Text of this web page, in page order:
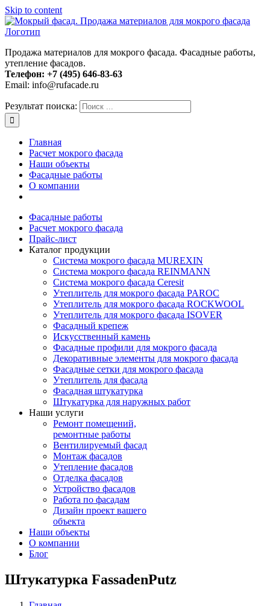
Skip to content
Продажа материалов для мокрого фасада. Фасадные работы,
утепление фасадов.
Телефон: +7 (495) 646-83-63
Email: info@rufacade.ru
Результат поиска:
Главная
Расчет мокрого фасада
Наши объекты
Фасадные работы
О компании
Фасадные работы
Расчет мокрого фасада
Прайс-лист
Каталог продукции
Система мокрого фасада MUREXIN
Система мокрого фасада REINMANN
Система мокрого фасада Ceresit
Утеплитель для мокрого фасада PAROC
Утеплитель для мокрого фасада ROCKWOOL
Утеплитель для мокрого фасада ISOVER
Фасадный крепеж
Искусственный камень
Фасадные профили для мокрого фасада
Декоративные элементы для мокрого фасада
Фасадные сетки для мокрого фасада
Утеплитель для фасада
Фасадная штукатурка
Штукатурка для наружных работ
Наши услуги
Ремонт помещений,
ремонтные работы
Вентилируемый фасад
Монтаж фасадов
Утепление фасадов
Отделка фасадов
Устройство фасадов
Работа по фасадам
Дизайн проект вашего
объекта
Наши объекты
О компании
Блог
Штукатурка FassadenPutz